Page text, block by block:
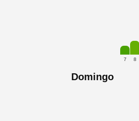
7 8
Domingo